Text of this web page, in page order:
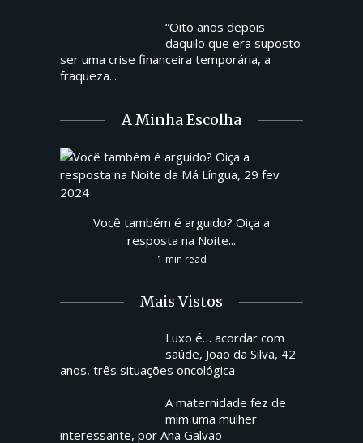
“Oito anos depois
daquilo que era suposto
ser uma crise financeira temporária, a
fraqueza...
A Minha Escolha
Você também é arguido? Oiça a
resposta na Noite...
1 min read
Mais Vistos
Luxo é… acordar com
saúde, João da Silva, 42
anos, três situações oncológica
A maternidade fez de
mim uma mulher
interessante, por Ana Galvão